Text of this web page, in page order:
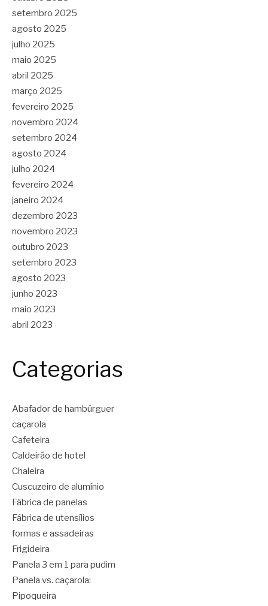
setembro 2025
agosto 2025
julho 2025
maio 2025
abril 2025
março 2025
fevereiro 2025
novembro 2024
setembro 2024
agosto 2024
julho 2024
fevereiro 2024
janeiro 2024
dezembro 2023
novembro 2023
outubro 2023
setembro 2023
agosto 2023
junho 2023
maio 2023
abril 2023
Categorias
Abafador de hambúrguer
caçarola
Cafeteira
Caldeirão de hotel
Chaleira
Cuscuzeiro de alumínio
Fábrica de panelas
Fábrica de utensílios
formas e assadeiras
Frigideira
Panela 3 em 1 para pudim
Panela vs. caçarola:
Pipoqueira